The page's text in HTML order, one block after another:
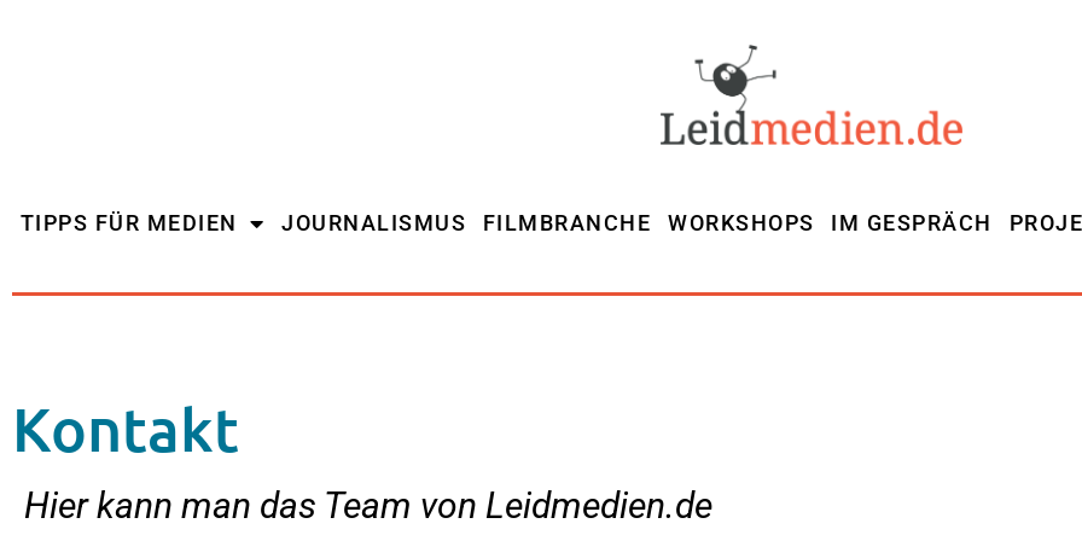
TIPPS FÜR MEDIEN JOURNALISMUS FILMBRANCHE WORKSHOPS IM GESPRÄCH
Kontakt
Hier kann man das Team von Leidmedien.de